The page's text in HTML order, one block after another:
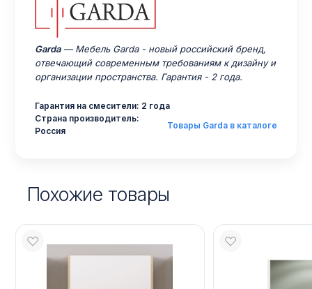
Garda— Мебель Garda - новый российский бренд,
отвечающий современным требованиям к дизайну и
организации пространства. Гарантия - 2 года.
Гарантия на смесители: 2 года
Страна производитель:
Россия
Товары Garda в каталоге
Похожие товары